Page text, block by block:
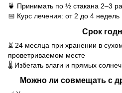
🍵 Принимать по ½ стакана 2–3
📅 Курс лечения: от 2 до 4 недель
Срок
⏳ 24 месяца при хранении в
проветриваемом месте
🌡️ Избегать влаги и прямых
Можно ли совмещать с